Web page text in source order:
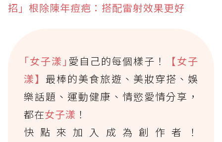
招」根除陳年痘疤：搭配雷射效果更好
｢女子漾｣ 愛自己的每個樣子！
【女子
漾】最棒的美食旅遊、美妝穿搭、娛
樂話題、運動健康、情慾愛情分享，
都在女子漾 ！
快點來加入成為創作者！